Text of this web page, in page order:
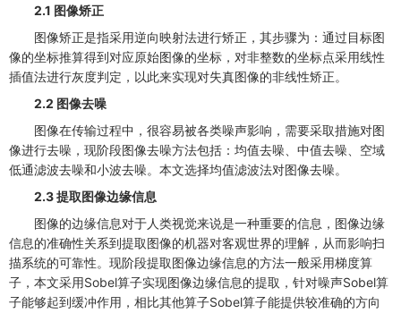
2.1 图像矫正
图像矫正是指采用逆向映射法进行矫正，其步骤为：通过目标图
像的坐标推算得到对应原始图像的坐标，对非整数的坐标点采用线性
插值法进行灰度判定，以此来实现对失真图像的非线性矫正。
2.2 图像去噪
图像在传输过程中，很容易被各类噪声影响，需要采取措施对图
像进行去噪，现阶段图像去噪方法包括：均值去噪、中值去噪、空域
低通滤波去噪和小波去噪。本文选择均值滤波法对图像去噪。
2.3 提取图像边缘信息
图像的边缘信息对于人类视觉来说是一种重要的信息，图像边缘
信息的准确性关系到提取图像的机器对客观世界的理解，从而影响扫
描系统的可靠性。现阶段提取图像边缘信息的方法一般采用梯度算
子，本文采用Sobel算子实现图像边缘信息的提取，针对噪声Sobel算
子能够起到缓冲作用，相比其他算子Sobel算子能提供较准确的方向